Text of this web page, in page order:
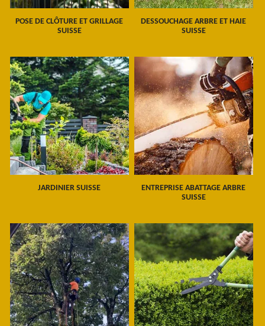
POSE DE CLÔTURE ET GRILLAGE
SUISSE
DESSOUCHAGE ARBRE ET HAIE
SUISSE
JARDINIER SUISSE
ENTREPRISE ABATTAGE ARBRE
SUISSE